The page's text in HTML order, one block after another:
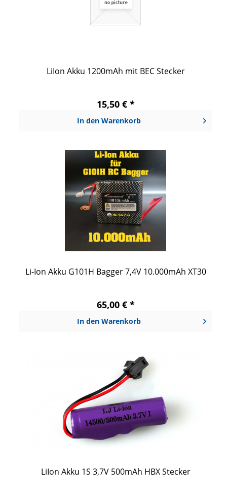
LiIon Akku 1200mAh mit BEC Stecker
15,50 € *
In den Warenkorb
Li-Ion Akku G101H Bagger 7,4V 10.000mAh XT30
65,00 € *
In den Warenkorb
LiIon Akku 1S 3,7V 500mAh HBX Stecker